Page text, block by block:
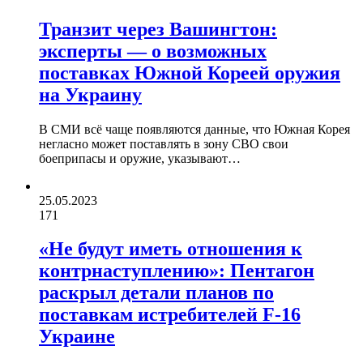
Транзит через Вашингтон:
эксперты — о возможных
поставках Южной Кореей оружия
на Украину
В СМИ всё чаще появляются данные, что Южная Корея
негласно может поставлять в зону СВО свои
боеприпасы и оружие, указывают…
25.05.2023
171
«Не будут иметь отношения к
контрнаступлению»: Пентагон
раскрыл детали планов по
поставкам истребителей F-16
Украине